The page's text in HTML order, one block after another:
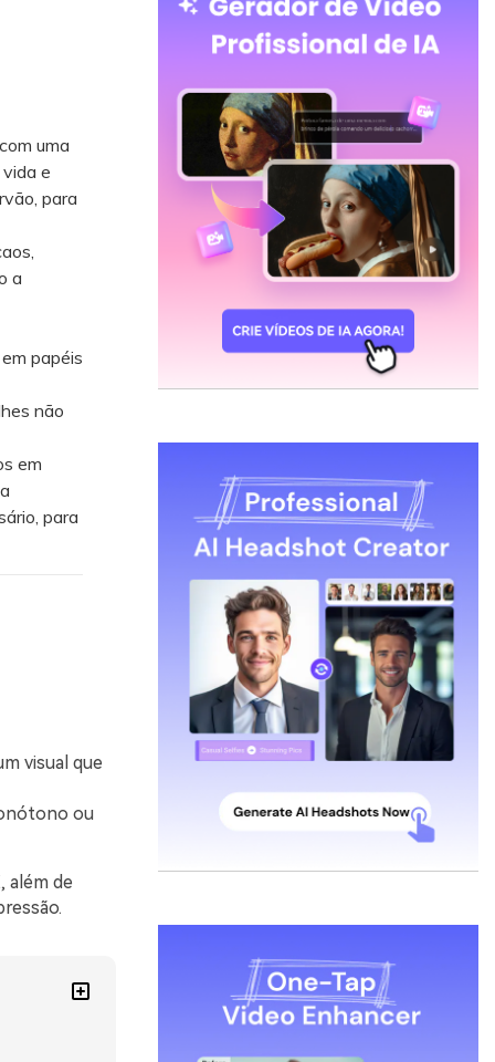
uma
e
para
a
papéis
não
em
para
visual que
ou
além de